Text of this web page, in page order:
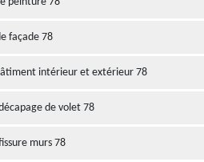
façade 78
intérieur et extérieur 78
de volet 78
murs 78